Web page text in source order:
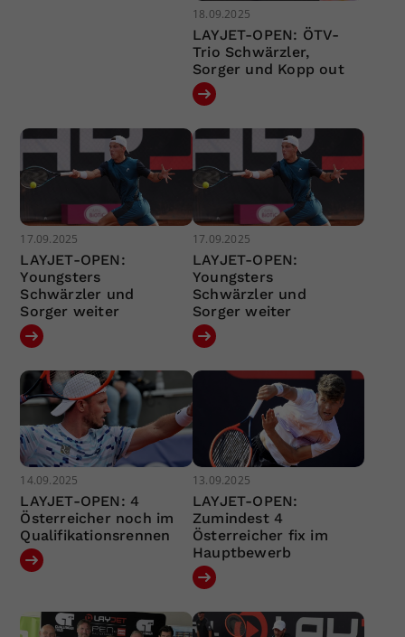
18.09.2025
LAYJET-OPEN: ÖTV-
Trio Schwärzler,
Sorger und Kopp out
17.09.2025
LAYJET-OPEN:
Youngsters
Schwärzler und
Sorger weiter
17.09.2025
LAYJET-OPEN:
Youngsters
Schwärzler und
Sorger weiter
14.09.2025
LAYJET-OPEN: 4
Österreicher noch im
Qualifikationsrennen
13.09.2025
LAYJET-OPEN:
Zumindest 4
Österreicher fix im
Hauptbewerb